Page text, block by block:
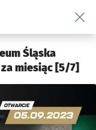
Sport i rekreacja
Śląska
miesiąc [5/7]